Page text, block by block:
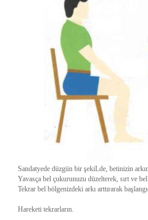
Sandatyede düzgün bir şekiLde, betinizin
Yavasça bel çukurunuzu düzelterek, sırt ve
Tekrar bel bölgenizdeki arkı arttırarak
Hareketi tekrarların.